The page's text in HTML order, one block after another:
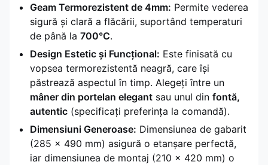
Geam Termorezistent de 4mm: Permite vederea
sigură și clară a flăcării, suportând temperaturi
de până la 700°C.
Design Estetic și Funcțional: Este finisată cu
vopsea termorezistentă neagră, care își
păstrează aspectul în timp. Alegeți între un
mâner din portelan elegant sau unul din fontă,
autentic (specificați preferința la comandă).
Dimensiuni Generoase: Dimensiunea de gabarit
(285 x 490 mm) asigură o etanșare perfectă,
iar dimensiunea de montaj (210 x 420 mm) o